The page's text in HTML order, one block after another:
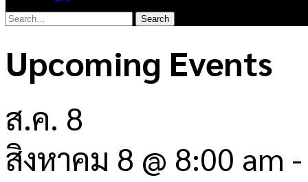
Upcoming Events
ส.ค. 8
สิงหาคม 8 @ 8:00 am